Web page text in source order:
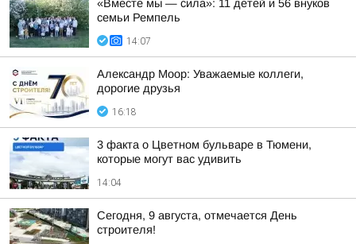
«Вместе мы — сила»: 11 детей и 56 внуков
семьи Ремпель
14:07
Александр Моор: Уважаемые коллеги,
дорогие друзья
16:18
3 факта о Цветном бульваре в Тюмени,
которые могут вас удивить
14:04
Сегодня, 9 августа, отмечается День
строителя!